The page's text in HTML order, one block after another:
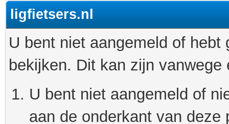
ligfietsers.nl
U bent niet aangemeld of
bekijken. Dit kan zijn
U bent niet aangemeld of
aan de onderkant van